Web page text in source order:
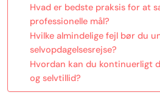
Hvad er bedste praksis for at
professionelle mål?
Hvilke almindelige fejl bør du
selvopdagelsesrejse?
Hvordan kan du kontinuerligt
og selvtillid?